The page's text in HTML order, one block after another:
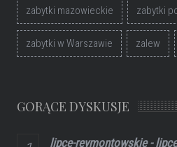
zabytki mazowieckie zabytki
zabytki w Warszawie zalew
GORĄCE DYSKUSJE
lipce-reymontowskie -